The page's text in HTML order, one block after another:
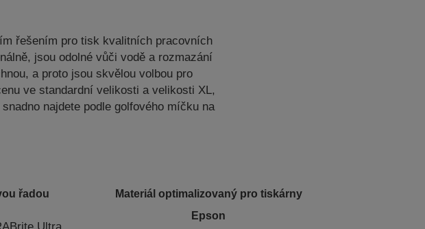
řešením pro tisk kvalitních pracovních
jsou odolné vůči vodě a rozmazání
a proto jsou skvělou volbou pro
ve standardní velikosti a velikosti XL,
najdete podle golfového míčku na
řadou
Materiál optimalizovaný pro tiskárny
Epson